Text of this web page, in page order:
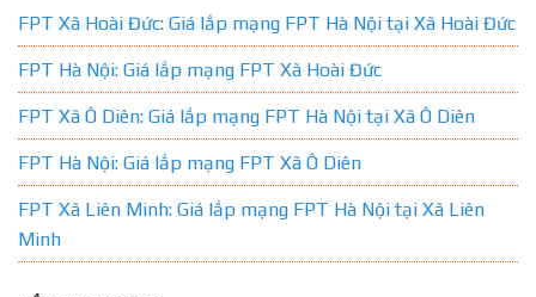
FPT Xã Hoài Đức: Giá lắp mạng FPT Hà Nội tại Xã Hoài Đức
FPT Hà Nội: Giá lắp mạng FPT Xã Hoài Đức
FPT Xã Ô Diên: Giá lắp mạng FPT Hà Nội tại Xã Ô Diên
FPT Hà Nội: Giá lắp mạng FPT Xã Ô Diên
FPT Xã Liên Minh: Giá lắp mạng FPT Hà Nội tại Xã Liên
Minh